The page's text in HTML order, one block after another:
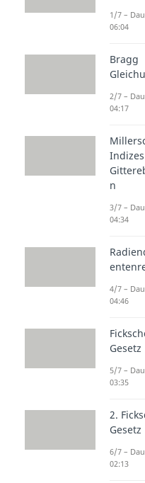
Es gibt
sind
mit
In dieser
kommt
1/7 –
06:04
Bragg
2/7 –
04:17
n
3/7 –
04:34
4/7 –
04:46
Gesetz
5/7 –
03:35
2.
Gesetz
6/7 –
02:13